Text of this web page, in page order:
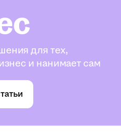
для тех,
и нанимает сам